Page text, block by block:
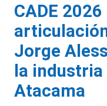
CADE
Jorge
la
Atacama